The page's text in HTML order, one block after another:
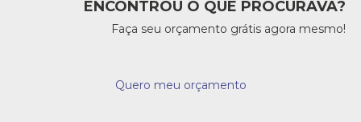
ENCONTROU O QUE PROCURAVA?
Faça seu orçamento grátis agora mesmo!
Quero meu orçamento